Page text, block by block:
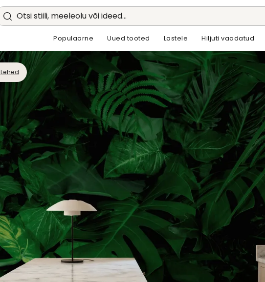
Otsi stiili, meeleolu või ideed...
Populaarne Uued tooted Lastele Hiljuti vaadatud
Lehed